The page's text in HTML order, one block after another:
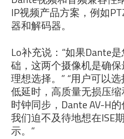
IP视频产品方案，例如
器和解码器。
Lo补充说：“如果Dante
础，这两个摄像机是确
理想选择。” “用户可以
低延时，高质量无损压
时钟同步，Dante AV-H
我们迫不及待地想在ISE
示。”